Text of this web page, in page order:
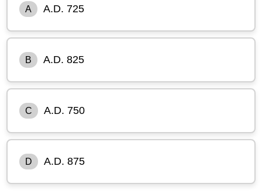
A A.D. 725
B A.D. 825
C A.D. 750
D A.D. 875